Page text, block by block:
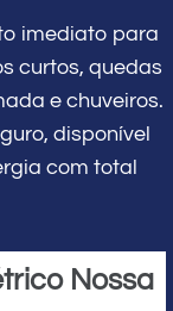
imediato para
curtos, quedas
e chuveiros.
disponível
com total
Nossa